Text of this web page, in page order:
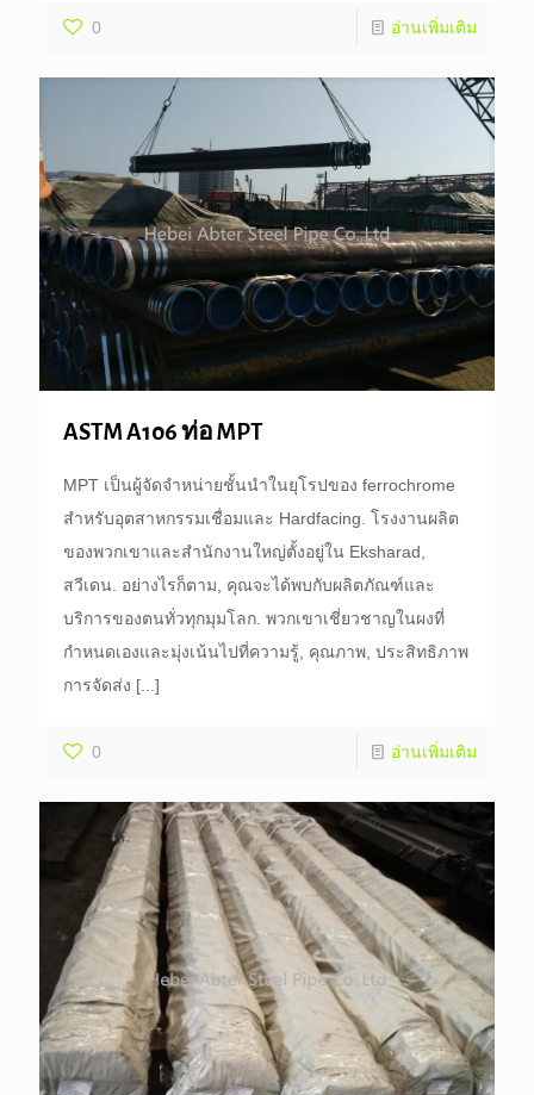
0 อ่านเพิ่มเติม
ASTM A106 ท่อ MPT
MPT เป็นผู้จัดจำหน่ายชั้นนำในยุโรปของ ferrochrome
สำหรับอุตสาหกรรมเชื่อมและ Hardfacing. โรงงานผลิต
ของพวกเขาและสำนักงานใหญ่ตั้งอยู่ใน Eksharad,
สวีเดน. อย่างไรก็ตาม, คุณจะได้พบกับผลิตภัณฑ์และ
บริการของตนทั่วทุกมุมโลก. พวกเขาเชี่ยวชาญในผงที่
กำหนดเองและมุ่งเน้นไปที่ความรู้, คุณภาพ, ประสิทธิภาพ
การจัดส่ง [...]
0 อ่านเพิ่มเติม